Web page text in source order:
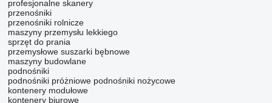
profesjonalne skanery
przenośniki
przenośniki rolnicze
maszyny przemysłu lekkiego
sprzęt do prania
przemysłowe suszarki bębnowe
maszyny budowlane
podnośniki
podnośniki próżniowe podnośniki nożycowe
kontenery modułowe
kontenery biurowe